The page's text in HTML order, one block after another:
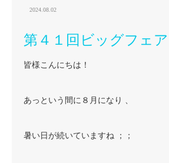
2024.08.02
第４１回ビッグフェ
皆様こんにちは！
あっという間に８月になり 、
暑い日が続いていますね ；；